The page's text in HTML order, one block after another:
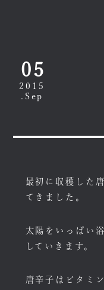
05
2015
.Sep
最初に収穫した
てきました。
太陽をいっぱい
していきます。
唐辛子はビタミ